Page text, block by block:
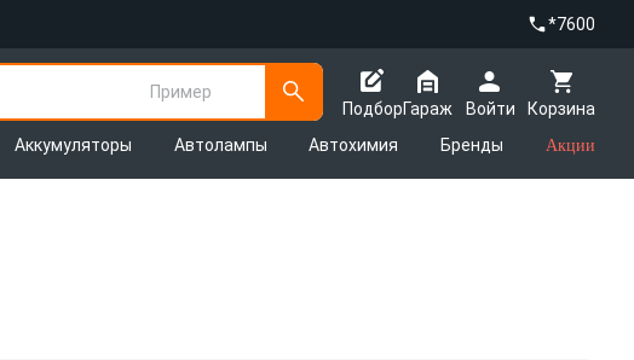
*7600
Пример
Подбор
Корзина
Гараж
Войти
Аккумуляторы Автолампы Автохимия Бренды Акции